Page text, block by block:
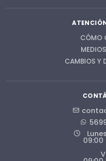
CÓMO
CAMBIOS Y
09:00